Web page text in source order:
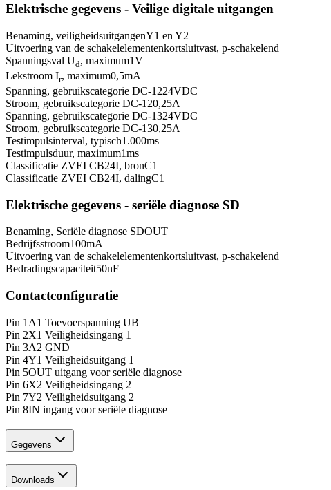
Elektrische gegevens - Veilige digitale uitgangen
Benaming, veiligheidsuitgangenY1 en Y2
Uitvoering van de schakelelementenkortsluitvast, p-schakelend
Spanningsval Ud, maximum1V
Lekstroom Ir, maximum0,5mA
Spanning, gebruikscategorie DC-1224VDC
Stroom, gebruikscategorie DC-120,25A
Spanning, gebruikscategorie DC-1324VDC
Stroom, gebruikscategorie DC-130,25A
Testimpulsinterval, typisch1.000ms
Testimpulsduur, maximum1ms
Classificatie ZVEI CB24I, bronC1
Classificatie ZVEI CB24I, dalingC1
Elektrische gegevens - seriële diagnose SD
Benaming, Seriële diagnose SDOUT
Bedrijfsstroom100mA
Uitvoering van de schakelelementenkortsluitvast, p-schakelend
Bedradingscapaciteit50nF
Contactconfiguratie
Pin 1 A1 Toevoerspanning UB
Pin 2X1 Veiligheidsingang 1
Pin 3A2 GND
Pin 4Y1 Veiligheidsuitgang 1
Pin 5OUT uitgang voor seriële diagnose
Pin 6X2 Veiligheidsingang 2
Pin 7Y2 Veiligheidsuitgang 2
Pin 8IN ingang voor seriële diagnose
Gegevens
Downloads